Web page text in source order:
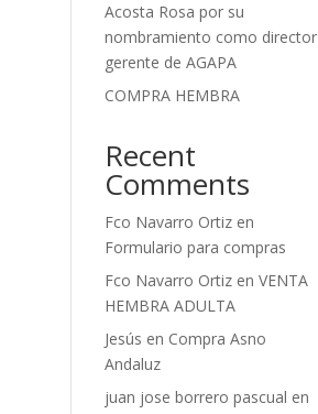
Acosta Rosa por su
nombramiento como director
gerente de AGAPA
COMPRA HEMBRA
Recent
Comments
Fco Navarro Ortiz en
Formulario para compras
Fco Navarro Ortiz enVENTA
HEMBRA ADULTA
Jesús en Compra Asno
Andaluz
juan jose borrero pascual en